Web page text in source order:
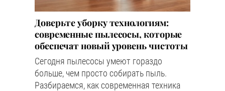
Доверьте уборку технологиям:
современные пылесосы, которые
обеспечат новый уровень чистоты
Сегодня пылесосы умеют гораздо
больше, чем просто собирать пыль.
Разбираемся, как современная техника